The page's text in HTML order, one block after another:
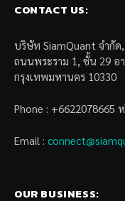
CONTACT US:
บริษัท SiamQuant จำกั
ถนนพระราม 1, ชั้น 29 อ
กรุงเทพมหานคร 10330
Phone : +6622078665
Email :
OUR BUSINESS: